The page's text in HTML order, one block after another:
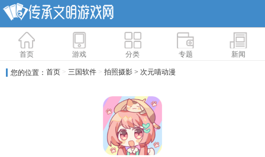
首页 游戏 分类 专题 新闻
您的位置： 首页 > 三国软件 > 拍照摄影 > 次元喵动漫